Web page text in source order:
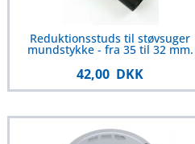
Reduktionsstuds til støvsuger
mundstykke - fra 35 til 32 mm.
42,00 DKK